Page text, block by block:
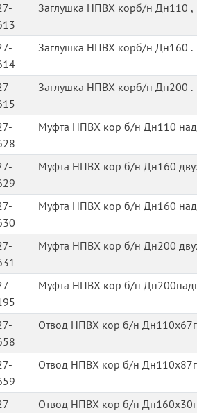
Заглушка НПВХ корб/н Дн110 ,
Заглушка НПВХ корб/н Дн160 .
Заглушка НПВХ корб/н Дн200 .
Муфта НПВХ кор б/н Дн110
Муфта НПВХ кор б/н Дн160
Муфта НПВХ кор б/н Дн160
Муфта НПВХ кор б/н Дн200
Муфта НПВХ кор б/н
Отвод НПВХ кор б/н
Отвод НПВХ кор б/н
Отвод НПВХ кор б/н